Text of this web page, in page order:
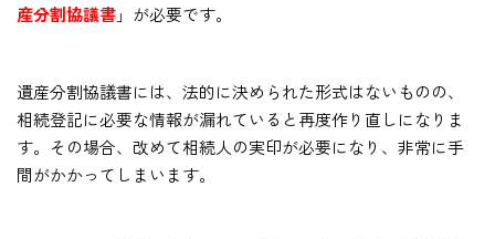
産分割協議書」が必要です。
遺産分割協議書には、法的に決められた形式はないものの、
相続登記に必要な情報が漏れていると再度作り直しになりま
す。その場合、改めて相続人の実印が必要になり、非常に手
間がかかってしまいます。